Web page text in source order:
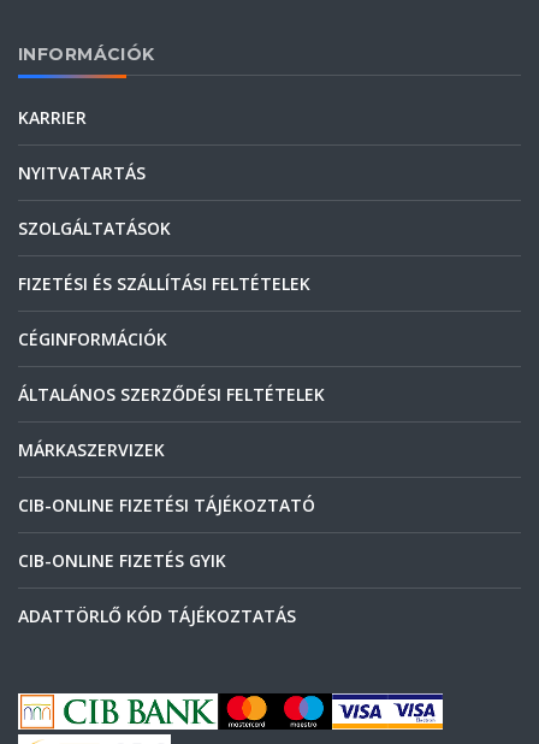
INFORMÁCIÓK
KARRIER
NYITVATARTÁS
SZOLGÁLTATÁSOK
FIZETÉSI ÉS SZÁLLÍTÁSI FELTÉTELEK
CÉGINFORMÁCIÓK
ÁLTALÁNOS SZERZŐDÉSI FELTÉTELEK
MÁRKASZERVIZEK
CIB-ONLINE FIZETÉSI TÁJÉKOZTATÓ
CIB-ONLINE FIZETÉS GYIK
ADATTÖRLŐ KÓD TÁJÉKOZTATÁS